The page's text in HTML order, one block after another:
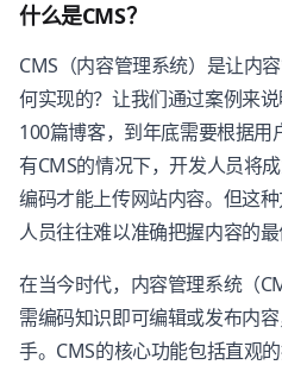
什么是CMS？
CMS（内容管理系统）是让内
何实现的？让我们通过案例来
100篇博客，到年底需要根据
有CMS的情况下，开发人员将
编码才能上传网站内容。但这
人员往往难以准确把握内容的最
在当今时代，内容管理系统（
需编码知识即可编辑或发布内
手。CMS的核心功能包括直观